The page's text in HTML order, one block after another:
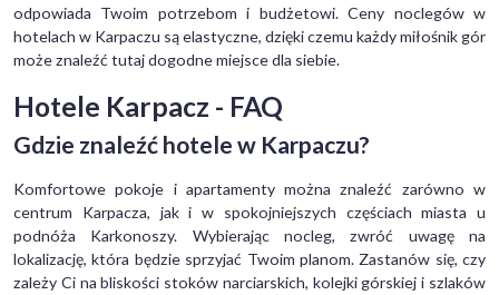
odpowiada Twoim potrzebom i budżetowi. Ceny noclegów w
hotelach w Karpaczu są elastyczne, dzięki czemu każdy miłośnik gór
może znaleźć tutaj dogodne miejsce dla siebie.
Hotele Karpacz - FAQ
Gdzie znaleźć hotele w Karpaczu?
Komfortowe pokoje i apartamenty można znaleźć zarówno w
centrum Karpacza, jak i w spokojniejszych częściach miasta u
podnóża Karkonoszy. Wybierając nocleg, zwróć uwagę na
lokalizację, która będzie sprzyjać Twoim planom. Zastanów się, czy
zależy Ci na bliskości stoków narciarskich, kolejki górskiej i szlaków